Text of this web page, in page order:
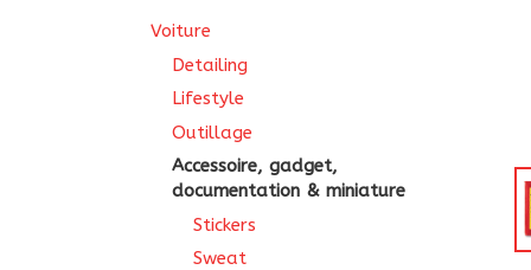
Voiture
Detailing
Lifestyle
Outillage
Accessoire, gadget,
documentation & miniature
Stickers
Sweat